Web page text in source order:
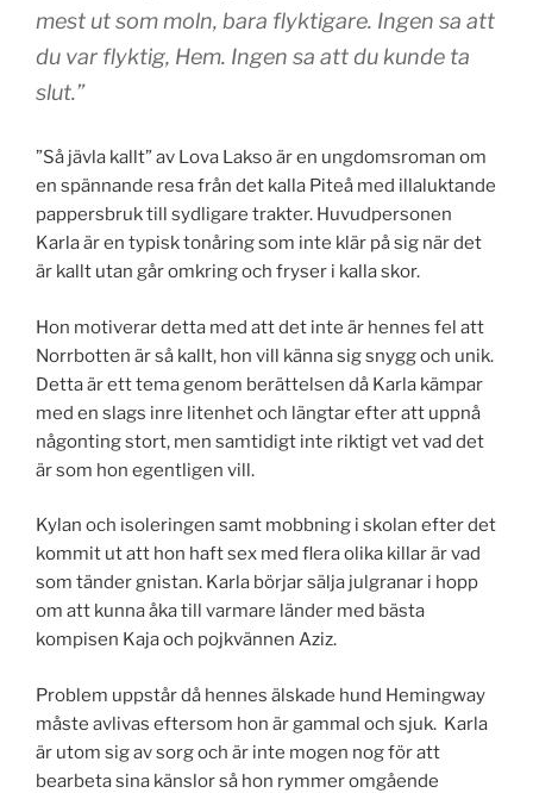
mest ut som moln, bara flyktigare. Ingen sa att
du var flyktig, Hem. Ingen sa att du kunde ta
slut.”
”Så jävla kallt” av Lova Lakso är en ungdomsroman om
en spännande resa från det kalla Piteå med illaluktande
pappersbruk till sydligare trakter. Huvudpersonen
Karla är en typisk tonåring som inte klär på sig när det
är kallt utan går omkring och fryser i kalla skor.
Hon motiverar detta med att det inte är hennes fel att
Norrbotten är så kallt, hon vill känna sig snygg och unik.
Detta är ett tema genom berättelsen då Karla kämpar
med en slags inre litenhet och längtar efter att uppnå
någonting stort, men samtidigt inte riktigt vet vad det
är som hon egentligen vill.
Kylan och isoleringen samt mobbning i skolan efter det
kommit ut att hon haft sex med flera olika killar är vad
som tänder gnistan. Karla börjar sälja julgranar i hopp
om att kunna åka till varmare länder med bästa
kompisen Kaja och pojkvännen Aziz.
Problem uppstår då hennes älskade hund Hemingway
måste avlivas eftersom hon är gammal och sjuk. Karla
är utom sig av sorg och är inte mogen nog för att
bearbeta sina känslor så hon rymmer omgående